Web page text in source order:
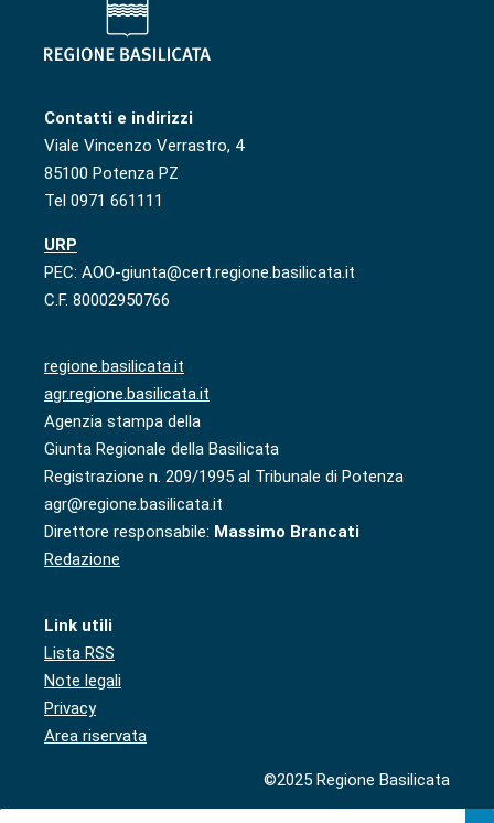
Contatti e indirizzi
Viale Vincenzo Verrastro, 4
85100 Potenza PZ
Tel 0971 661111
URP
PEC: AOO-giunta@cert.regione.basilicata.it
C.F. 80002950766
regione.basilicata.it
agr.regione.basilicata.it
Agenzia stampa della
Giunta Regionale della Basilicata
Registrazione n. 209/1995 al Tribunale di Potenza
agr@regione.basilicata.it
Direttore responsabile: Massimo Brancati
Redazione
Link utili
Lista RSS
Note legali
Privacy
Area riservata
©2025 Regione Basilicata